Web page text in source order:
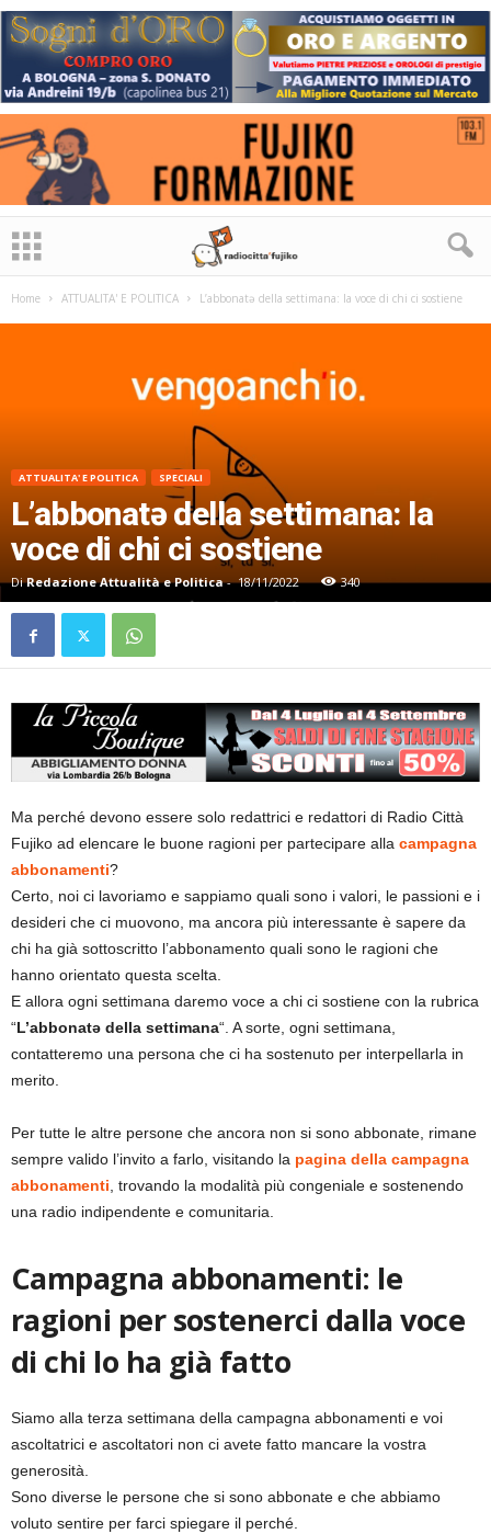
Home ATTUALITA' E POLITICA L’abbonatə della settimana: la voce di chi ci sostiene
ATTUALITA' E POLITICA SPECIALI
L’abbonatə della settimana: la
voce di chi ci sostiene
Di Redazione Attualità e Politica- 18/11/2022 340
Ma perché devono essere solo redattrici e redattori di Radio Città
Fujiko ad elencare le buone ragioni per partecipare alla campagna
abbonamenti?
Certo, noi ci lavoriamo e sappiamo quali sono i valori, le passioni e i
desideri che ci muovono, ma ancora più interessante è sapere da
chi ha già sottoscritto l’abbonamento quali sono le ragioni che
hanno orientato questa scelta.
E allora ogni settimana daremo voce a chi ci sostiene con la rubrica
“L’abbonatə della settimana“. A sorte, ogni settimana,
contatteremo una persona che ci ha sostenuto per interpellarla in
merito.
Per tutte le altre persone che ancora non si sono abbonate, rimane
sempre valido l’invito a farlo, visitando la pagina della campagna
abbonamenti, trovando la modalità più congeniale e sostenendo
una radio indipendente e comunitaria.
Campagna abbonamenti: le
ragioni per sostenerci dalla voce
di chi lo ha già fatto
Siamo alla terza settimana della campagna abbonamenti e voi
ascoltatrici e ascoltatori non ci avete fatto mancare la vostra
generosità.
Sono diverse le persone che si sono abbonate e che abbiamo
voluto sentire per farci spiegare il perché.